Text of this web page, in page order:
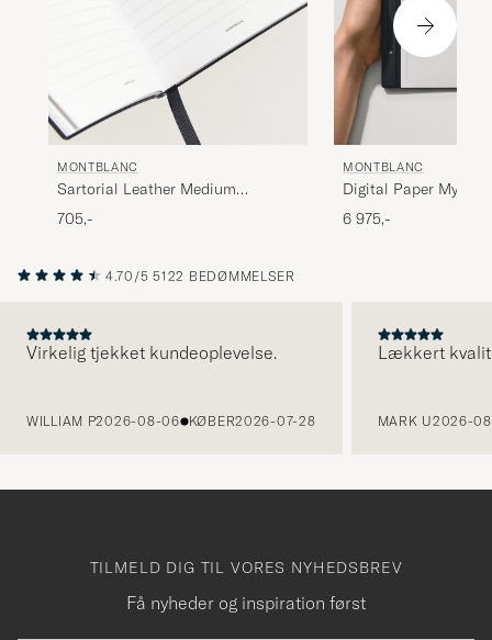
MONTBLANC
Sartorial Leather Medium
Notebook, Lined Blue
705,-
MONTBLANC
Digital Paper
6 975,-
4.70/5 5122 BEDØMMELSER
Virkelig tjekket kundeoplevelse.
WILLIAM P2026-08-06 KØBER2026-07-28
Lækkert
MARK U2026-
TILMELD DIG TIL VORES NYHEDSBREV
Få nyheder og inspiration først